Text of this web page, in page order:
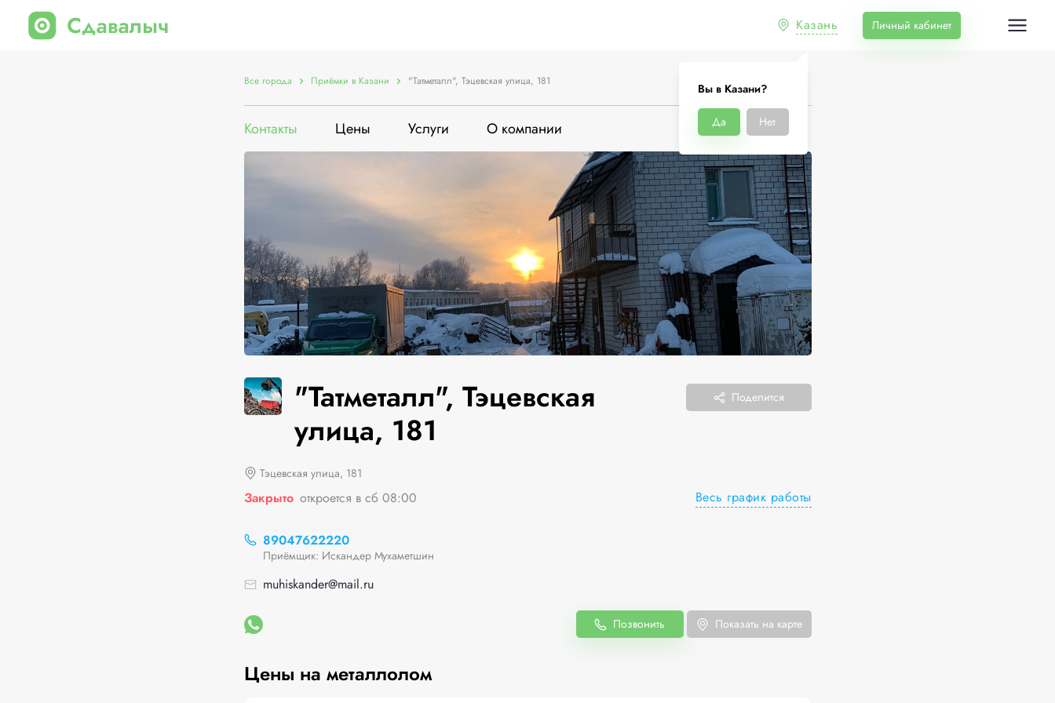
Казань
Вы в Казани?
Да Нет
Личный кабинет
Все города Приёмки в Казани "Татметалл", Тэцевская улица, 181
Контакты Цены Услуги О компании
"Татметалл", Тэцевская
улица, 181
Поделится
Тэцевская улица, 181
Закрыто откроется в сб 08:00 Весь график работы
89047622220
Приёмщик: Искандер Мухаметшин
muhiskander@mail.ru
Позвонить Показать на карте
Цены на металлолом